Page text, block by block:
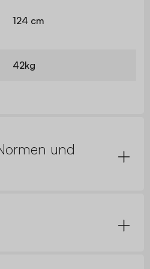
124 cm
42kg
und